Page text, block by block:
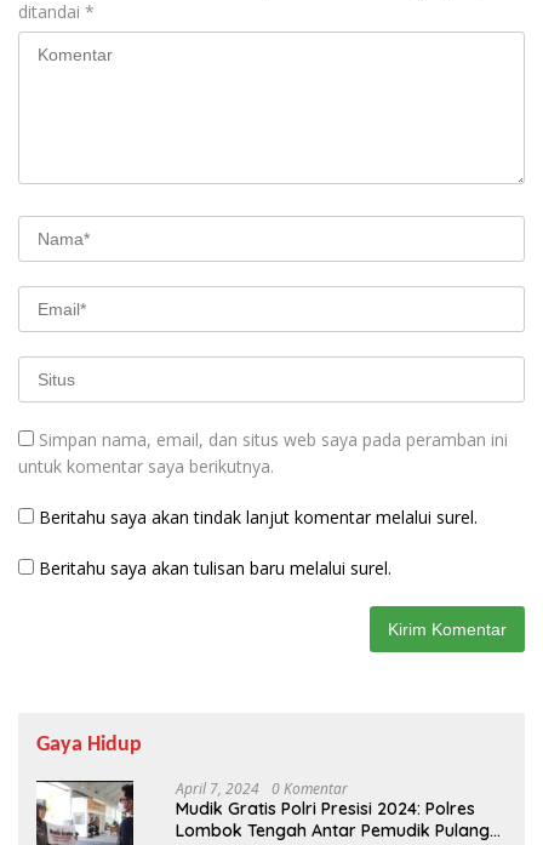
ditandai *
Simpan nama, email, dan situs web saya pada peramban ini
untuk komentar saya berikutnya.
Beritahu saya akan tindak lanjut komentar melalui surel.
Beritahu saya akan tulisan baru melalui surel.
Gaya Hidup
April 7, 2024 0 Komentar
Mudik Gratis Polri Presisi 2024: Polres
Lombok Tengah Antar Pemudik Pulang